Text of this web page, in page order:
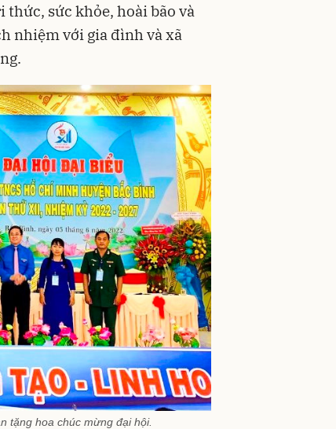
sức khỏe, hoài bão và
nhiệm với gia đình và xã
tặng hoa chúc mừng đại hội.